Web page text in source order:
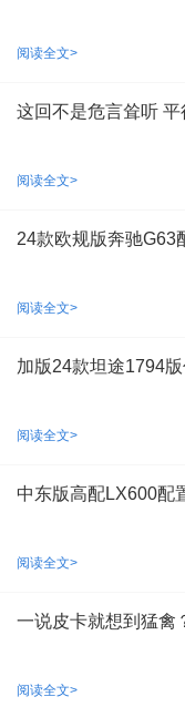
阅读全文>
这回不是危言耸听
阅读全文>
24款欧规版奔驰G63
阅读全文>
加版24款坦途1794
阅读全文>
中东版高配LX600配
阅读全文>
一说皮卡就想到猛禽
阅读全文>